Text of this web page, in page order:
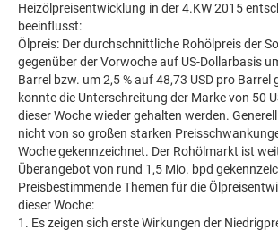
Heizölpreisentwicklung in der 4.KW 2015
beeinflusst:
Ölpreis: Der durchschnittliche Rohölpreis der
gegenüber der Vorwoche auf US-Dollarbasis
Barrel bzw. um 2,5 % auf 48,73 USD pro Barrel
konnte die Unterschreitung der Marke von 50
dieser Woche wieder gehalten werden.
nicht von so großen starken
Woche gekennzeichnet. Der Rohölmarkt ist
Überangebot von rund 1,5 Mio. bpd
Preisbestimmende Themen für die
dieser Woche:
1. Es zeigen sich erste Wirkungen der